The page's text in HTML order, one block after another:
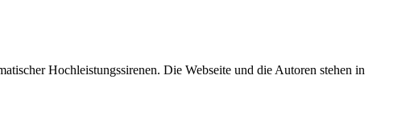
Hochleistungssirenen. Die Webseite und die Autoren stehen in